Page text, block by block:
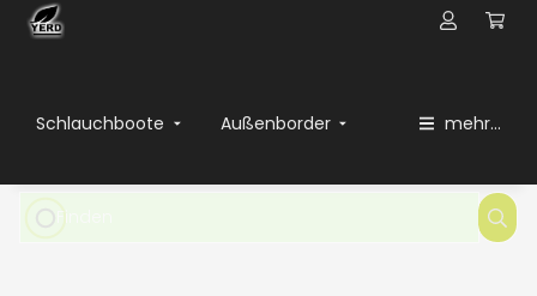
Schlauchboote Außenborder mehr...